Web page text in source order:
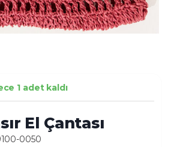
1 adet kaldı
El Çantası
0050